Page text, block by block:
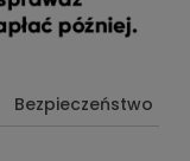
Bezpieczeństwo